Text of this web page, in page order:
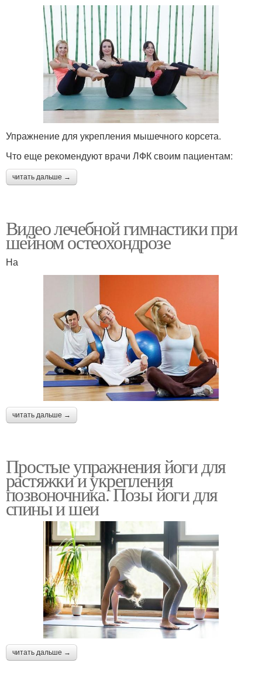
Упражнение для укрепления мышечного корсета.
Что еще рекомендуют врачи ЛФК своим пациентам:
читать дальше →
Видео лечебной гимнастики при
шейном остеохондрозе
На
читать дальше →
Простые упражнения йоги для
растяжки и укрепления
позвоночника. Позы йоги для
спины и шеи
читать дальше →